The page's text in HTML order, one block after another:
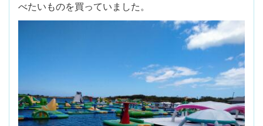
べたいものを買っていました。